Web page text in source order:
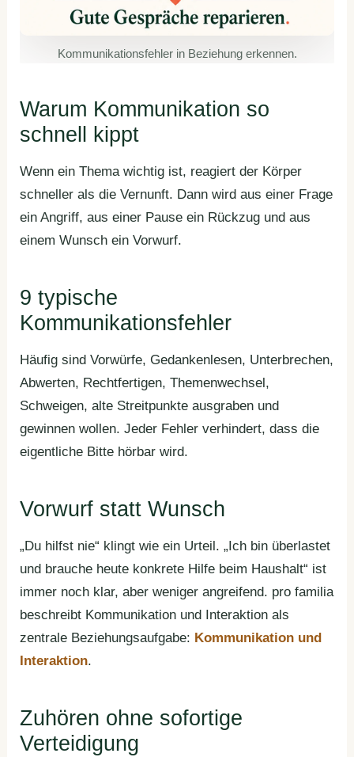
Kommunikationsfehler in Beziehung erkennen.
Warum Kommunikation so
schnell kippt
Wenn ein Thema wichtig ist, reagiert der Körper
schneller als die Vernunft. Dann wird aus einer Frage
ein Angriff, aus einer Pause ein Rückzug und aus
einem Wunsch ein Vorwurf.
9 typische
Kommunikationsfehler
Häufig sind Vorwürfe, Gedankenlesen, Unterbrechen,
Abwerten, Rechtfertigen, Themenwechsel,
Schweigen, alte Streitpunkte ausgraben und
gewinnen wollen. Jeder Fehler verhindert, dass die
eigentliche Bitte hörbar wird.
Vorwurf statt Wunsch
„Du hilfst nie“ klingt wie ein Urteil. „Ich bin überlastet
und brauche heute konkrete Hilfe beim Haushalt“ ist
immer noch klar, aber weniger angreifend. pro familia
beschreibt Kommunikation und Interaktion als
zentrale Beziehungsaufgabe: Kommunikation und
Interaktion.
Zuhören ohne sofortige
Verteidigung